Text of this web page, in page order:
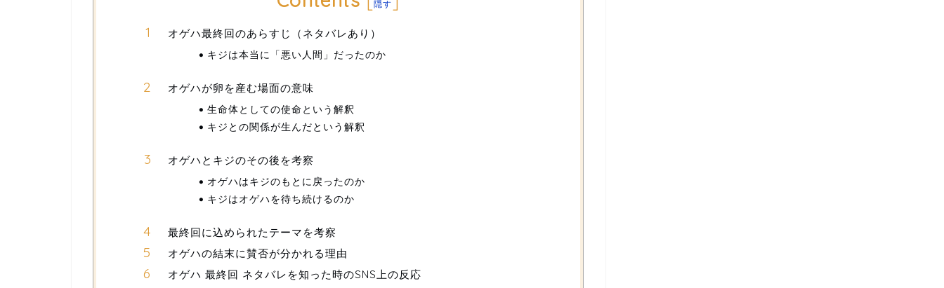
隠す
オゲハ最終回のあらすじ（ネタバレあり）
キジは本当に「悪い人間」だったのか
オゲハが卵を産む場面の意味
生命体としての使命という解釈
キジとの関係が生んだという解釈
オゲハとキジのその後を考察
オゲハはキジのもとに戻ったのか
キジはオゲハを待ち続けるのか
最終回に込められたテーマを考察
オゲハの結末に賛否が分かれる理由
オゲハ 最終回 ネタバレを知った時のSNS上の反応